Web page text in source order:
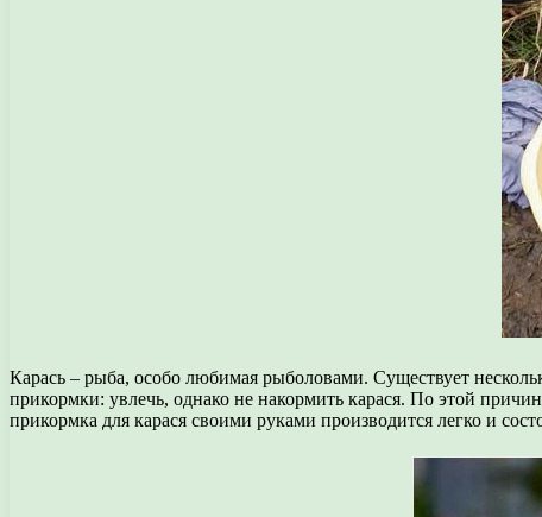
Карась – рыба, особо любимая рыболовами. Существует
прикормки: увлечь, однако не накормить карася. По этой
прикормка для карася своими руками производится легко и